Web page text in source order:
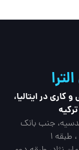
در ایتالیا،
جنب بانک